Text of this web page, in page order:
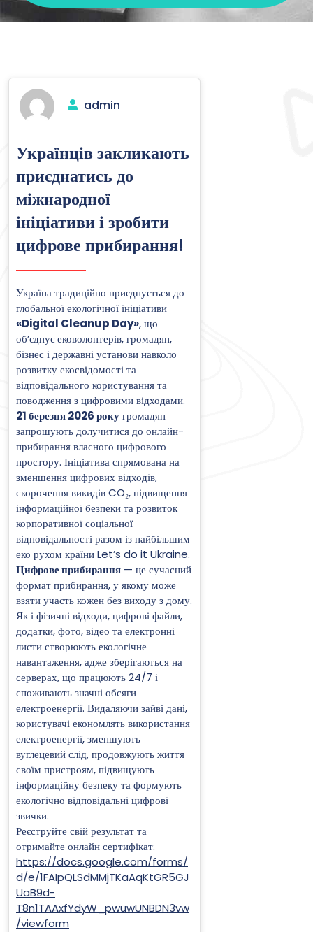
admin
Українців закликають
приєднатись до
міжнародної
ініціативи і зробити
цифрове прибирання!
Україна традиційно приєднується до
глобальної екологічної ініціативи
«Digital Cleanup Day», що
об’єднує ековолонтерів, громадян,
бізнес і державні установи навколо
розвитку екосвідомості та
відповідального користування та
поводження з цифровими відходами.
21 березня 2026 рокугромадян
запрошують долучитися до онлайн-
прибирання власного цифрового
простору. Ініціатива спрямована на
зменшення цифрових відходів,
скорочення викидів CO₂, підвищення
інформаційної безпеки та розвиток
корпоративної соціальної
відповідальності разом із найбільшим
еко рухом країни Let’s do it Ukraine.
Цифрове прибирання — це сучасний
формат прибирання, у якому може
взяти участь кожен без виходу з дому.
Як і фізичні відходи, цифрові файли,
додатки, фото, відео та електронні
листи створюють екологічне
навантаження, адже зберігаються на
серверах, що працюють 24/7 і
споживають значні обсяги
електроенергії. Видаляючи зайві дані,
користувачі економлять використання
електроенергії, зменшують
вуглецевий слід, продовжують життя
своїм пристроям, підвищують
інформаційну безпеку та формують
екологічно відповідальні цифрові
звички.
Реєструйте свій результат та
отримайте онлайн сертифікат:
https://docs.google.com/forms/
d/e/1FAIpQLSdMMjTKaAqKtGR5GJ
UaB9d-
T8n1TAAxfYdyW_pwuwUNBDN3vw
/viewform